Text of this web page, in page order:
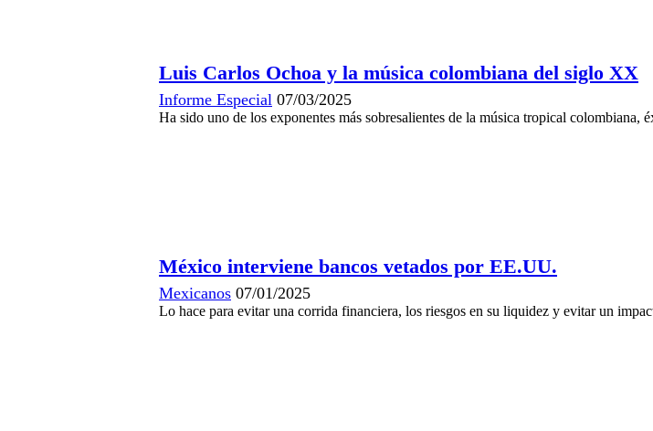
Luis Carlos Ochoa y la música colombiana del siglo XX
Informe Especial 07/03/2025
Ha sido uno de los exponentes más sobresalientes de la música tropical colombiana,
México interviene bancos vetados por EE.UU.
Mexicanos 07/01/2025
Lo hace para evitar una corrida financiera, los riesgos en su liquidez y evitar un